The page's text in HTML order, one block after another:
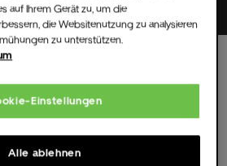
29.
Alle Termine
Glühwald
auf Ihrem Gerät zu, um die
die Websitenutzung zu analysieren
zu unterstützen.
Einstellungen
Alle ablehnen